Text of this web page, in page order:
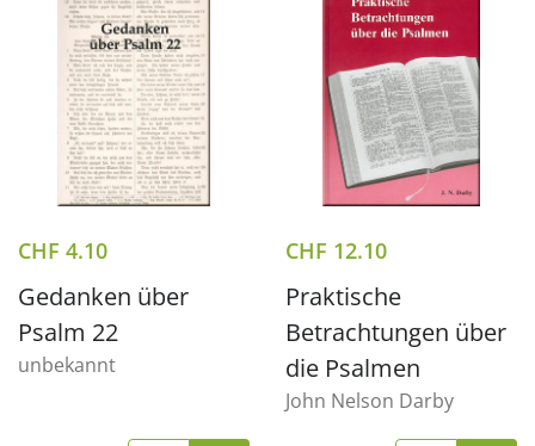
CHF 4.10
Gedanken über
Psalm 22
unbekannt
CHF 12.10
Praktische
Betrachtungen über
die Psalmen
John Nelson Darby